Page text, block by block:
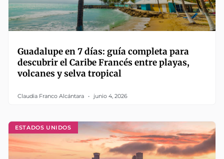
Guadalupe en 7 días: guía completa para
descubrir el Caribe Francés entre playas,
volcanes y selva tropical
Claudia Franco Alcántara junio 4, 2026
ESTADOS UNIDOS